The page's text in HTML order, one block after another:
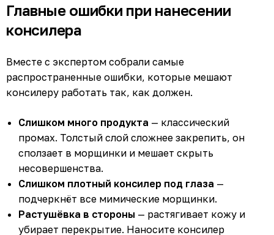
Главные ошибки при нанесении
консилера
Вместе с экспертом собрали самые
распространенные ошибки, которые мешают
консилеру работать так, как должен.
Слишком много продукта — классический
промах. Толстый слой сложнее закрепить, он
сползает в морщинки и мешает скрыть
несовершенства.
Слишком плотный консилер под глаза —
подчеркнёт все мимические морщинки.
Растушёвка в стороны — растягивает кожу и
убирает перекрытие. Наносите консилер